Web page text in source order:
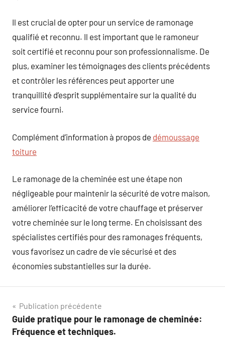
Il est crucial de opter pour un service de ramonage
qualifié et reconnu. Il est important que le ramoneur
soit certifié et reconnu pour son professionnalisme. De
plus, examiner les témoignages des clients précédents
et contrôler les références peut apporter une
tranquillité d’esprit supplémentaire sur la qualité du
service fourni.
Complément d’information à propos de démoussage
toiture
Le ramonage de la cheminée est une étape non
négligeable pour maintenir la sécurité de votre maison,
améliorer l’efficacité de votre chauffage et préserver
votre cheminée sur le long terme. En choisissant des
spécialistes certifiés pour des ramonages fréquents,
vous favorisez un cadre de vie sécurisé et des
économies substantielles sur la durée.
Navigation
de
Publication précédente
Guide pratique pour le ramonage de cheminée:
Fréquence et techniques.